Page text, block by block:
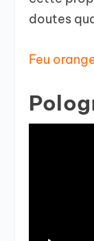
doutes
Feu